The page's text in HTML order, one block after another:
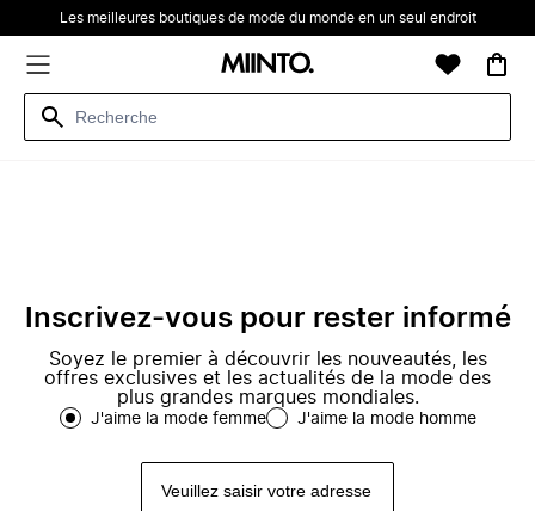
Les meilleures boutiques de mode du monde en un seul endroit
Inscrivez-vous pour rester informé
Soyez le premier à découvrir les nouveautés, les
offres exclusives et les actualités de la mode des
plus grandes marques mondiales.
J'aime la mode femme J'aime la mode homme